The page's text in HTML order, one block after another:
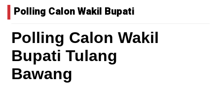
Polling Calon Wakil Bupati